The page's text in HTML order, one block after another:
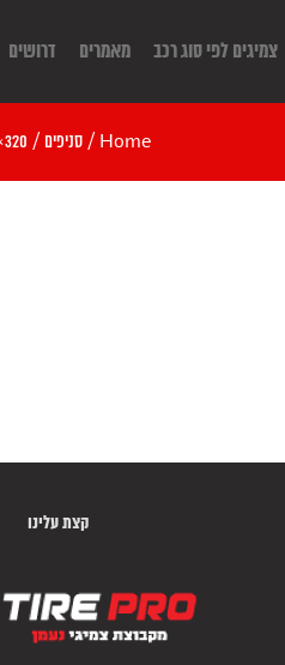
צמיגים לפי סוג רכב מאמרים דרושים
Home
/ סניפים /
קצת עלינו